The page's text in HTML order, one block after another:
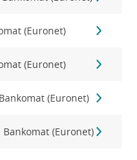
(Euronet)
(Euronet)
Bankomat (Euronet)
Bankomat (Euronet)